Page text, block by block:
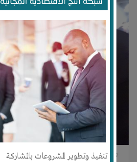
تنفيذ وتطوير المشروعات بالمشاركة0
0